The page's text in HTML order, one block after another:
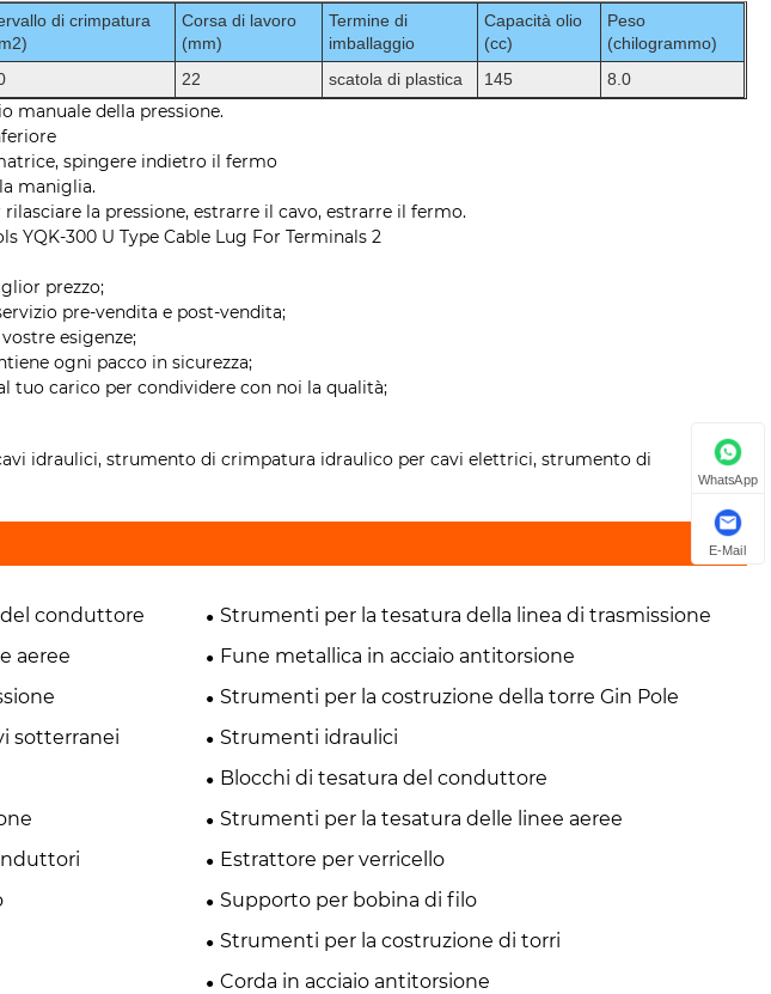
di crimpatura
Corsa di lavoro
(mm)
Termine di
imballaggio
Capacità olio
(cc)
Peso
(chilogrammo)
22 scatola di plastica 145 8.0
manuale della pressione.
spingere indietro il fermo
maniglia.
la pressione, estrarre il cavo, estrarre il fermo.
prezzo;
pre-vendita e post-vendita;
esigenze;
ogni pacco in sicurezza;
tuo carico per condividere con noi la qualità;
idraulici, strumento di crimpatura idraulico per cavi elettrici, strumento di
conduttore
Strumenti per la tesatura della linea di trasmissione
aeree
Fune metallica in acciaio antitorsione
Strumenti per la costruzione della torre Gin Pole
sotterranei
Strumenti idraulici
Blocchi di tesatura del conduttore
Strumenti per la tesatura delle linee aeree
Estrattore per verricello
Supporto per bobina di filo
Strumenti per la costruzione di torri
Corda in acciaio antitorsione
WhatsApp
E-Mail